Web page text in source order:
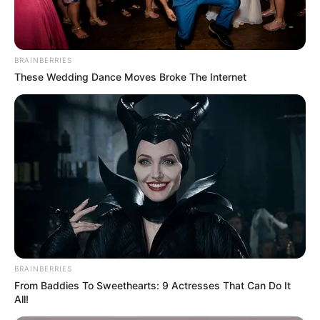
BRAINBERRIES
These Wedding Dance Moves Broke The Internet
BRAINBERRIES
From Baddies To Sweethearts: 9 Actresses That Can Do It
All!